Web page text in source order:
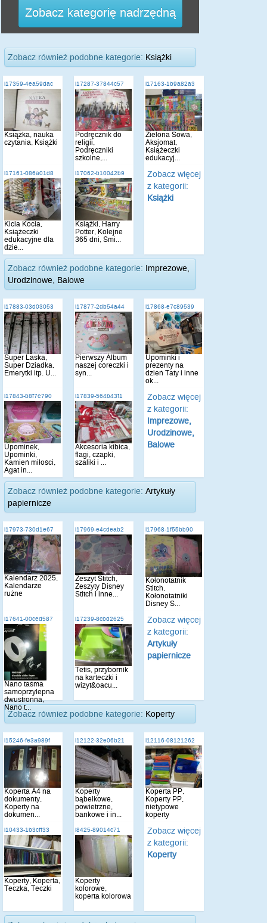
Zobacz kategorię nadrzędną
Zobacz również podobne kategorie: Książki
i17359-4ea59dac
Książka, nauka
czytania, Książki
i17287-37844c57
Podręcznik do
religii,
Podręczniki
szkolne,...
i17163-1b9a82a3
Zielona Sowa,
Aksjomat,
Książeczki
edukacyj...
i17161-086a01d8
Kicia Kocia,
Książeczki
edukacyjne dla
dzie...
i17062-b10042b9
Książki, Harry
Potter, Kolejne
365 dni, Śmi...
Zobacz więcej
z kategorii:
Książki
Zobacz również podobne kategorie: Imprezowe,
Urodzinowe, Balowe
i17883-03d03053
Super Laska,
Super Dziadka,
Emerytki itp. U...
i17877-2db54a44
Pierwszy Album
naszej córeczki i
syn...
i17868-e7c89539
Upominki i
prezenty na
dzień Taty i inne
ok...
i17843-b8f7e790
Upominek,
Upominki,
Kamień miłości,
Agat in...
i17839-564b43f1
Akcesoria kibica,
flagi, czapki,
szaliki i ...
Zobacz więcej
z kategorii:
Imprezowe,
Urodzinowe,
Balowe
Zobacz również podobne kategorie: Artykuły
papiernicze
i17973-730d1e67
Kalendarz 2025,
Kalendarze
rużne
i17969-e4cdeab2
Zeszyt Stitch,
Zeszyty Disney
Stitch i inne...
i17968-1f55bb90
Kołonotatnik
Stitch,
Kołonotatniki
Disney S...
i17641-00ced587
Nano taśma
samoprzylepna
dwustronna,
Nano t...
i17239-8cbd2625
Tetis, przybornik
na karteczki i
wizyt&oacu...
Zobacz więcej
z kategorii:
Artykuły
papiernicze
Zobacz również podobne kategorie: Koperty
i15246-fe3a989f
Koperta A4 na
dokumenty,
Koperty na
dokumen...
i12122-32e06b21
Koperty
bąbelkowe,
powietrzne,
bankowe i in...
i12116-08121262
Koperta PP,
Koperty PP,
nietypowe
koperty
i10433-1b3cff33
Koperty, Koperta,
Teczka, Teczki
i8425-89014c71
Koperty
kolorowe,
koperta kolorowa
Zobacz więcej
z kategorii:
Koperty